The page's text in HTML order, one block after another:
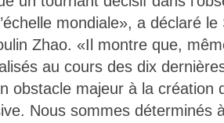
mondiale», a déclaré
Zhao. «Il montre que,
au cours des dix
obstacle majeur à la création
Nous sommes déterminés